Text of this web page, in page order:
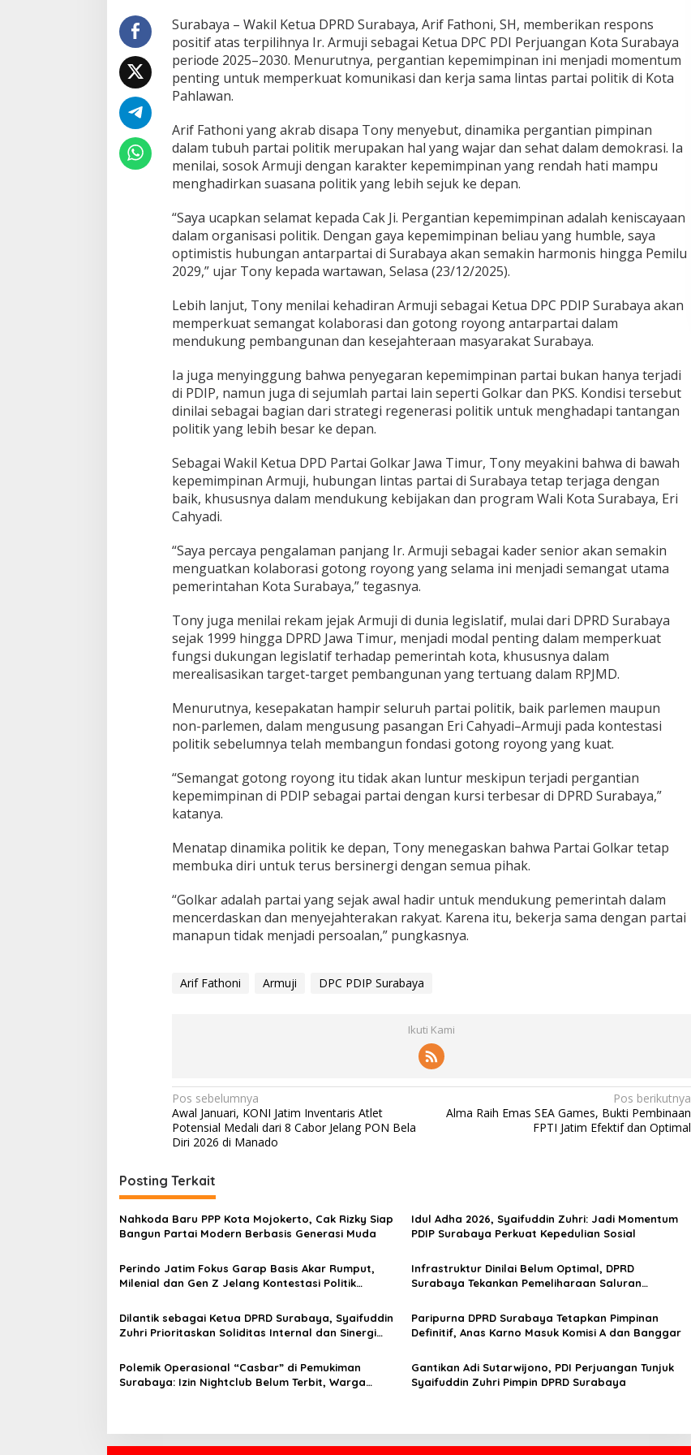
P
R
D
N
i
l
i
K
o
l
a
o
r
a
s
i
n
t
a
r
a
t
a
i
i
a
n
S
o
i
d
Surabaya – Wakil Ketua DPRD Surabaya, Arif Fathoni, SH, memberikan respons
positif atas terpilihnya Ir. Armuji sebagai Ketua DPC PDI Perjuangan Kota Surabaya
periode 2025–2030. Menurutnya, pergantian kepemimpinan ini menjadi momentum
penting untuk memperkuat komunikasi dan kerja sama lintas partai politik di Kota
Pahlawan.
Arif Fathoni yang akrab disapa Tony menyebut, dinamika pergantian pimpinan
dalam tubuh partai politik merupakan hal yang wajar dan sehat dalam demokrasi. Ia
menilai, sosok Armuji dengan karakter kepemimpinan yang rendah hati mampu
menghadirkan suasana politik yang lebih sejuk ke depan.
“Saya ucapkan selamat kepada Cak Ji. Pergantian kepemimpinan adalah keniscayaan
dalam organisasi politik. Dengan gaya kepemimpinan beliau yang humble, saya
optimistis hubungan antarpartai di Surabaya akan semakin harmonis hingga Pemilu
2029,” ujar Tony kepada wartawan, Selasa (23/12/2025).
Lebih lanjut, Tony menilai kehadiran Armuji sebagai Ketua DPC PDIP Surabaya akan
memperkuat semangat kolaborasi dan gotong royong antarpartai dalam
mendukung pembangunan dan kesejahteraan masyarakat Surabaya.
Ia juga menyinggung bahwa penyegaran kepemimpinan partai bukan hanya terjadi
di PDIP, namun juga di sejumlah partai lain seperti Golkar dan PKS. Kondisi tersebut
dinilai sebagai bagian dari strategi regenerasi politik untuk menghadapi tantangan
politik yang lebih besar ke depan.
Sebagai Wakil Ketua DPD Partai Golkar Jawa Timur, Tony meyakini bahwa di bawah
kepemimpinan Armuji, hubungan lintas partai di Surabaya tetap terjaga dengan
baik, khususnya dalam mendukung kebijakan dan program Wali Kota Surabaya, Eri
Cahyadi.
“Saya percaya pengalaman panjang Ir. Armuji sebagai kader senior akan semakin
menguatkan kolaborasi gotong royong yang selama ini menjadi semangat utama
pemerintahan Kota Surabaya,” tegasnya.
Tony juga menilai rekam jejak Armuji di dunia legislatif, mulai dari DPRD Surabaya
sejak 1999 hingga DPRD Jawa Timur, menjadi modal penting dalam memperkuat
fungsi dukungan legislatif terhadap pemerintah kota, khususnya dalam
merealisasikan target-target pembangunan yang tertuang dalam RPJMD.
Menurutnya, kesepakatan hampir seluruh partai politik, baik parlemen maupun
non-parlemen, dalam mengusung pasangan Eri Cahyadi–Armuji pada kontestasi
politik sebelumnya telah membangun fondasi gotong royong yang kuat.
“Semangat gotong royong itu tidak akan luntur meskipun terjadi pergantian
kepemimpinan di PDIP sebagai partai dengan kursi terbesar di DPRD Surabaya,”
katanya.
Menatap dinamika politik ke depan, Tony menegaskan bahwa Partai Golkar tetap
membuka diri untuk terus bersinergi dengan semua pihak.
“Golkar adalah partai yang sejak awal hadir untuk mendukung pemerintah dalam
mencerdaskan dan menyejahterakan rakyat. Karena itu, bekerja sama dengan partai
manapun tidak menjadi persoalan,” pungkasnya.
Arif Fathoni Armuji DPC PDIP Surabaya
Ikuti Kami
N
a
v
i
g
a
s
i
p
o
s
Pos sebelumnya
Awal Januari, KONI Jatim Inventaris Atlet
Potensial Medali dari 8 Cabor Jelang PON Bela
Diri 2026 di Manado
Pos berikutnya
Alma Raih Emas SEA Games, Bukti Pembinaan
FPTI Jatim Efektif dan Optimal
Posting Terkait
Nahkoda Baru PPP Kota Mojokerto, Cak Rizky Siap
Bangun Partai Modern Berbasis Generasi Muda
Idul Adha 2026, Syaifuddin Zuhri: Jadi Momentum
PDIP Surabaya Perkuat Kepedulian Sosial
Perindo Jatim Fokus Garap Basis Akar Rumput,
Milenial dan Gen Z Jelang Kontestasi Politik
Infrastruktur Dinilai Belum Optimal, DPRD
Surabaya Tekankan Pemeliharaan Saluran
Dilantik sebagai Ketua DPRD Surabaya, Syaifuddin
Zuhri Prioritaskan Soliditas Internal dan Sinergi
Paripurna DPRD Surabaya Tetapkan Pimpinan
Definitif, Anas Karno Masuk Komisi A dan Banggar
Polemik Operasional “Casbar” di Pemukiman
Surabaya: Izin Nightclub Belum Terbit, Warga
Gantikan Adi Sutarwijono, PDI Perjuangan Tunjuk
Syaifuddin Zuhri Pimpin DPRD Surabaya